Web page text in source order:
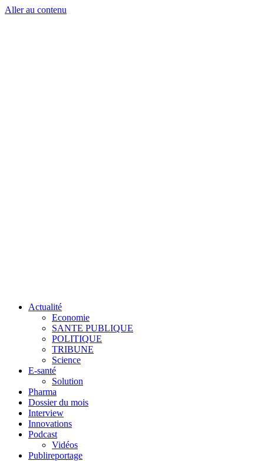
Aller au contenu
Actualité
Economie
SANTE PUBLIQUE
POLITIQUE
TRIBUNE
Science
E-santé
Solution
Pharma
Dossier du mois
Interview
Innovations
Podcast
Vidéos
Publireportage